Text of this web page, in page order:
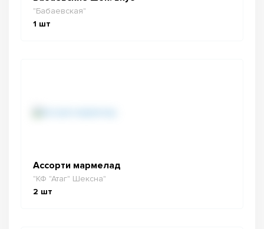
"Бабаевская"
1 шт
Ассорти мармелад
"КФ "Атаг" Шексна"
2 шт